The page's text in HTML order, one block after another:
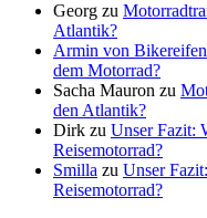
Georg zu
Atlantik?
Armin von
dem Motorrad?
Sacha Mauron zu
den Atlantik?
Dirk zu Unser Fazit:
Reisemotorrad?
Smilla zu Unser
Reisemotorrad?